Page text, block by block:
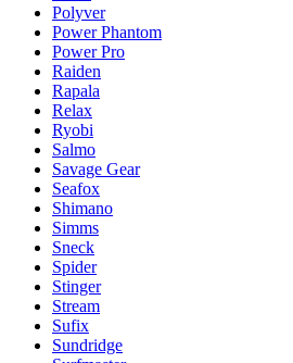
Polyver
Power Phantom
Power Pro
Raiden
Rapala
Relax
Ryobi
Salmo
Savage Gear
Seafox
Shimano
Simms
Sneck
Spider
Stinger
Stream
Sufix
Sundridge